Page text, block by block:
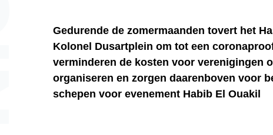
Gedurende de zomermaanden tovert het
Kolonel Dusartplein om tot een
verminderen de kosten voor verenigingen
organiseren en zorgen daarenboven voor
schepen voor evenement Habib El Ouakil